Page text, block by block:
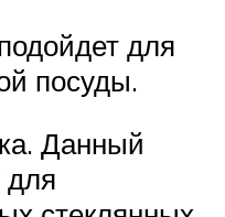
для
посуды.
Данный
для